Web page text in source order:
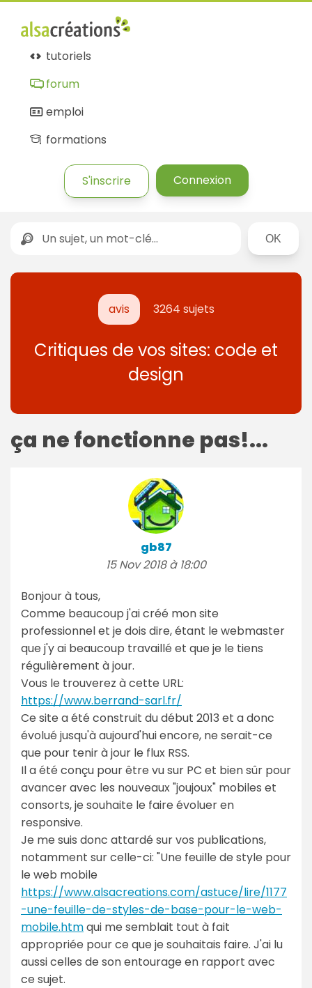
tutoriels
forum
emploi
formations
S'inscrire Connexion
Rechercher
avis 3264 sujets
Critiques de vos sites: code et
design
ça ne fonctionne pas!...
gb87
15 Nov 2018 à 18:00
Bonjour à tous,
Comme beaucoup j'ai créé mon site
professionnel et je dois dire, étant le webmaster
que j'y ai beaucoup travaillé et que je le tiens
régulièrement à jour.
Vous le trouverez à cette URL:
https://www.berrand-sarl.fr/
Ce site a été construit du début 2013 et a donc
évolué jusqu'à aujourd'hui encore, ne serait-ce
que pour tenir à jour le flux RSS.
Il a été conçu pour être vu sur PC et bien sûr pour
avancer avec les nouveaux "joujoux" mobiles et
consorts, je souhaite le faire évoluer en
responsive.
Je me suis donc attardé sur vos publications,
notamment sur celle-ci: "Une feuille de style pour
le web mobile
https://www.alsacreations.com/astuce/lire/1177
-une-feuille-de-styles-de-base-pour-le-web-
mobile.htmqui me semblait tout à fait
appropriée pour ce que je souhaitais faire. J'ai lu
aussi celles de son entourage en rapport avec
ce sujet.